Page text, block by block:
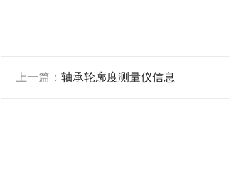
上一篇： 轴承轮廓度测量仪信息